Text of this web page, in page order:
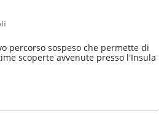
percorso sospeso che permette di
scoperte avvenute presso l'Insula